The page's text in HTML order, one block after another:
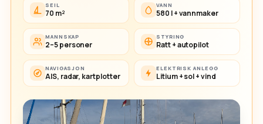
SEIL
70 m²
VANN
580 l + vannmaker
MANNSKAP
2–5 personer
STYRING
Ratt + autopilot
NAVIGASJON
AIS, radar, kartplotter
ELEKTRISK ANLEGG
Litium + sol + vind